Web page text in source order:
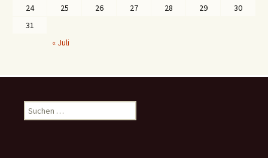
24
25 26 27 28 29
30
31
« Juli
u